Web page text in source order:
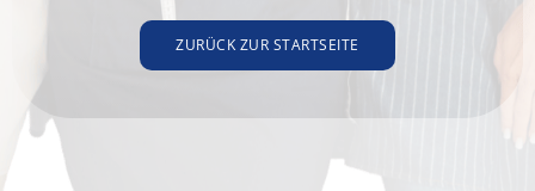
ZURÜCK ZUR STARTSEITE